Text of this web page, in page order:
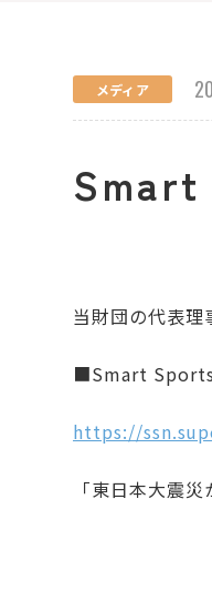
メディア
当財団の代表
■Smart
https://
「東日本大震